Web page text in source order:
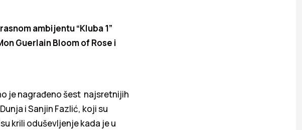
ambijentu “Kluba 1”
Guerlain Bloom of Rose i
je nagrađeno šest najsretnijih
i Sanjin Fazlić, koji su
krili oduševljenje kada je u